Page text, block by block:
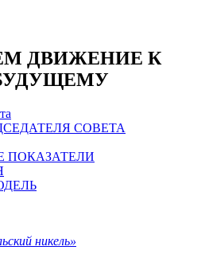
ДВИЖЕНИЕ К
СОВЕТА
никель»